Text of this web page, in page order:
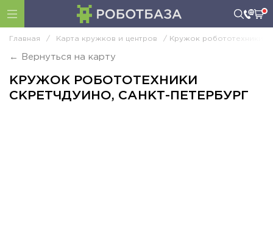
Главная / Карта кружков и центров / Кружок робототехники
КРУЖОК РОБОТОТЕХНИКИ
СКРЕТЧДУИНО, САНКТ-ПЕТЕРБУРГ
← Вернуться на карту